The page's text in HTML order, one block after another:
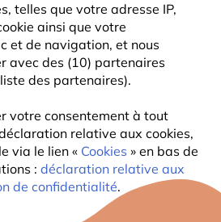
telles que votre adresse IP,
ainsi que votre
et de navigation, et nous
avec des (10) partenaires
des partenaires).
votre consentement à tout
relative aux cookies,
via le lien « Cookies » en bas de
: déclaration relative aux
de confidentialité.